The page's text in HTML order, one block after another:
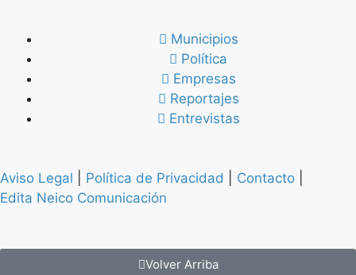
Municipios
Política
Empresas
Reportajes
Entrevistas
Aviso Legal Política de Privacidad Contacto
Edita Neico Comunicación
Volver Arriba